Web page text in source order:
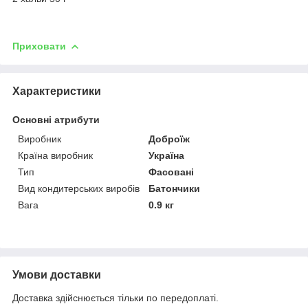
Приховати
Характеристики
Основні атрибути
Виробник
Доброїж
Країна виробник
Україна
Тип
Фасовані
Вид кондитерських виробів
Батончики
Вага
0.9 кг
Умови доставки
Доставка здійснюється тільки по передоплаті.